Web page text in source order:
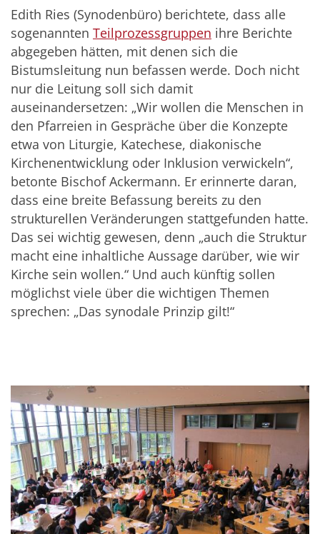
Edith Ries (Synodenbüro) berichtete, dass alle
sogenannten Teilprozessgruppen ihre Berichte
abgegeben hätten, mit denen sich die
Bistumsleitung nun befassen werde. Doch nicht
nur die Leitung soll sich damit
auseinandersetzen: „Wir wollen die Menschen in
den Pfarreien in Gespräche über die Konzepte
etwa von Liturgie, Katechese, diakonische
Kirchenentwicklung oder Inklusion verwickeln“,
betonte Bischof Ackermann. Er erinnerte daran,
dass eine breite Befassung bereits zu den
strukturellen Veränderungen stattgefunden hatte.
Das sei wichtig gewesen, denn „auch die Struktur
macht eine inhaltliche Aussage darüber, wie wir
Kirche sein wollen.“ Und auch künftig sollen
möglichst viele über die wichtigen Themen
sprechen: „Das synodale Prinzip gilt!“